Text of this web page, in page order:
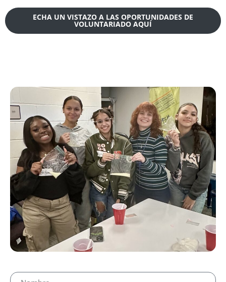
ECHA UN VISTAZO A LAS OPORTUNIDADES DE
VOLUNTARIADO AQUÍ